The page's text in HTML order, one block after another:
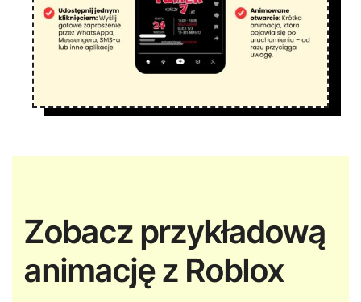
Zobacz przykładową
animację z Roblox